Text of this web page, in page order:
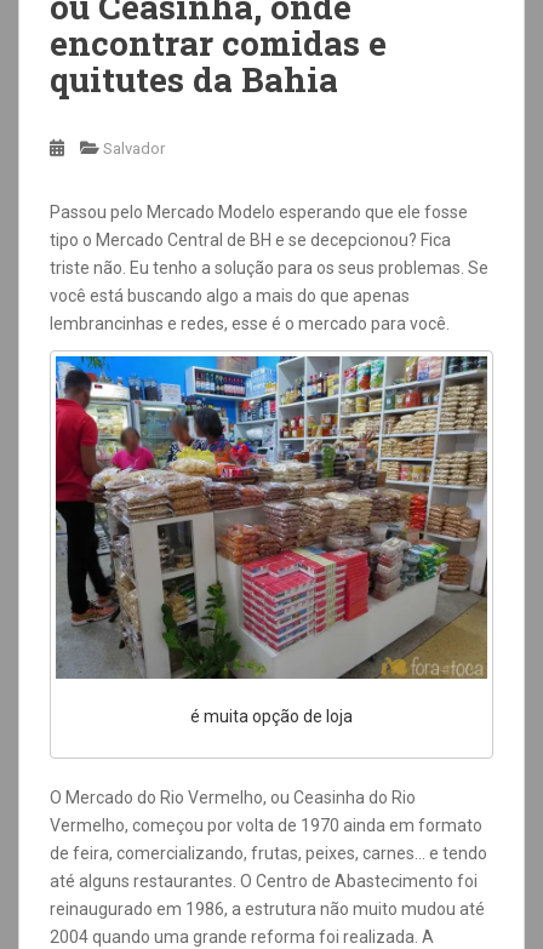
encontrar comidas e
quitutes da Bahia
Salvador
Passou pelo Mercado Modelo esperando que ele fosse
tipo o Mercado Central de BH e se decepcionou? Fica
triste não. Eu tenho a solução para os seus problemas. Se
você está buscando algo a mais do que apenas
lembrancinhas e redes, esse é o mercado para você.
é muita opção de loja
O Mercado do Rio Vermelho, ou Ceasinha do Rio
Vermelho, começou por volta de 1970 ainda em formato
de feira, comercializando, frutas, peixes, carnes… e tendo
até alguns restaurantes. O Centro de Abastecimento foi
reinaugurado em 1986, a estrutura não muito mudou até
2004 quando uma grande reforma foi realizada. A